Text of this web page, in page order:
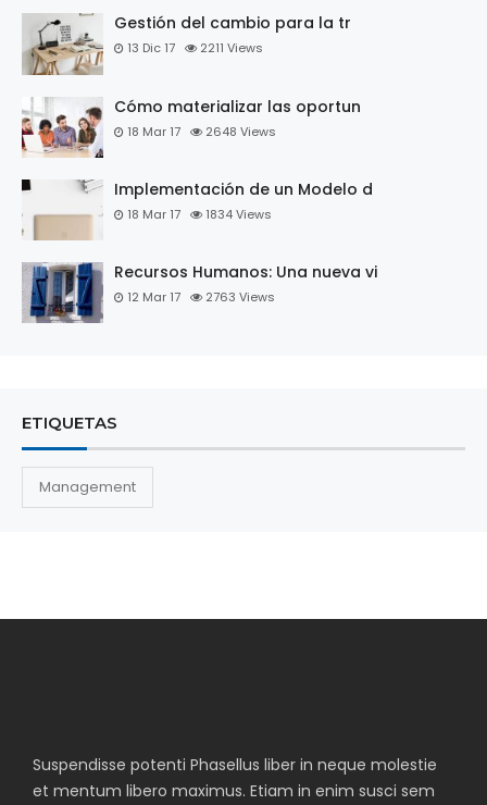
Gestión del cambio para la tr
13 Dic 17 2211 Views
Cómo materializar las oportun
18 Mar 17 2648 Views
Implementación de un Modelo d
18 Mar 17 1834Views
Recursos Humanos: Una nueva vi
12 Mar 17 2763 Views
ETIQUETAS
Management
Suspendisse potenti Phasellus liber in neque molestie
et mentum libero maximus. Etiam in enim susci sem